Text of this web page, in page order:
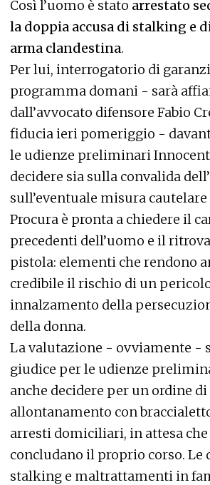
Così l’uomo è stato arrestato
la doppia accusa di stalking e
arma clandestina.
Per lui, interrogatorio di
programma domani - sarà
dall’avvocato difensore Fabio
fiducia ieri pomeriggio -
le udienze preliminari
decidere sia sulla convalida
sull’eventuale misura
Procura è pronta a chiedere il
precedenti dell’uomo e il
pistola: elementi che rendono
credibile il rischio di un
innalzamento della
della donna.
La valutazione - ovviamente -
giudice per le udienze
anche decidere per un ordine di
allontanamento con
arresti domiciliari, in attesa
concludano il proprio corso. Le
stalking e maltrattamenti in